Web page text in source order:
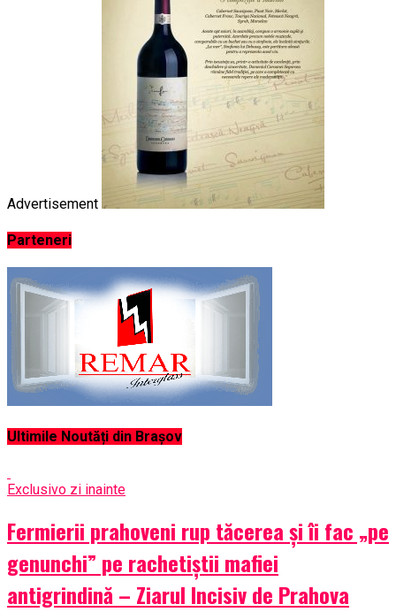
Advertisement
Parteneri
Ultimile Noutăți din Brașov
Exclusivo zi inainte
Fermierii prahoveni rup tăcerea și îi fac „pe
genunchi” pe rachetiștii mafiei
antigrindină – Ziarul Incisiv de Prahova